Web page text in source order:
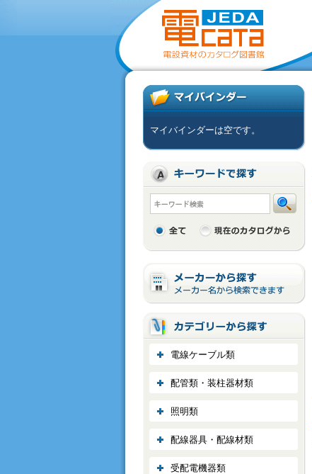
マイバインダーは空です。
電線ケーブル類
配管類・装柱器材類
照明類
配線器具・配線材類
受配電機器類